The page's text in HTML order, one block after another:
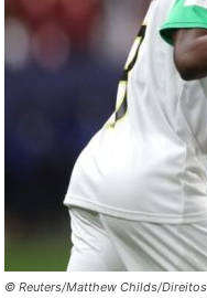
© Reuters/Matthew Childs/Direitos